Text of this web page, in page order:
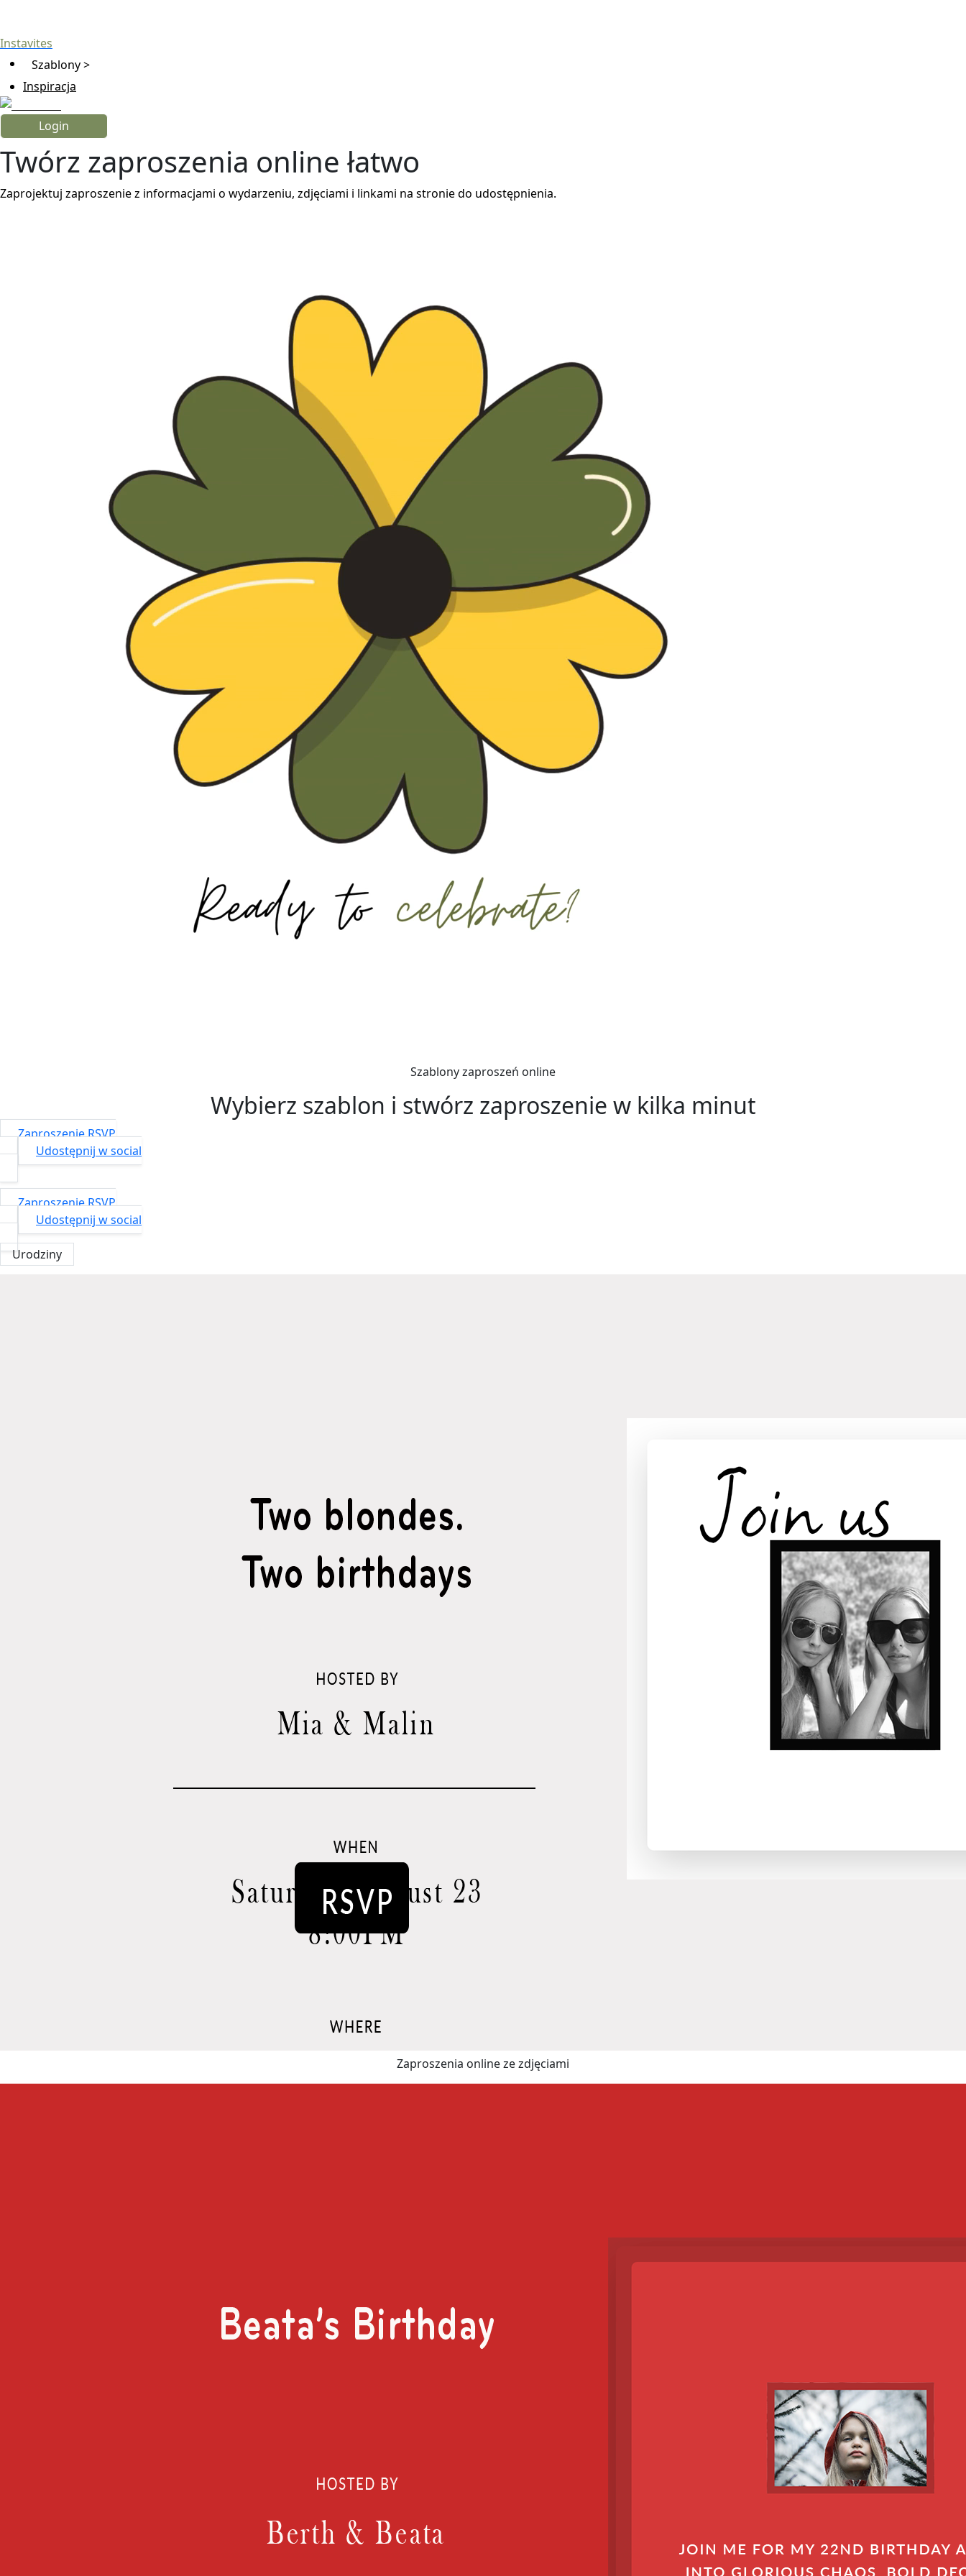
Instavites
Szablony >
Inspiracja
Login
Twórz zaproszenia online łatwo
Zaprojektuj zaproszenie z informacjami o wydarzeniu, zdjęciami i linkami na stronie do udostępnienia.
Szablony zaproszeń online
Wybierz szablon i stwórz zaproszenie w kilka minut
Zaproszenie RSVP
Udostępnij w social
Zaproszenie RSVP
Udostępnij w social
Urodziny
Zaproszenia online ze zdjęciami